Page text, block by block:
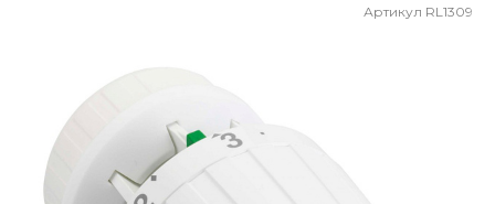
Артикул RL1309